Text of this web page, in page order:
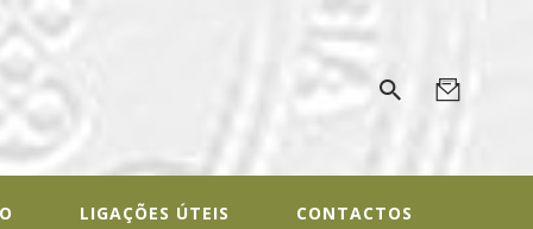
LIGAÇÕES ÚTEIS CONTACTOS